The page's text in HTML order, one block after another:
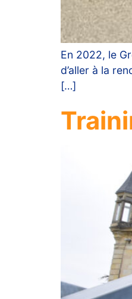
En 2022, le
d’aller à la
[…]